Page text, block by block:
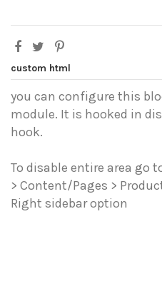
custom html
you can configure this
module. It is hooked in
hook.
To disable entire area go
> Content/Pages >
Right sidebar option